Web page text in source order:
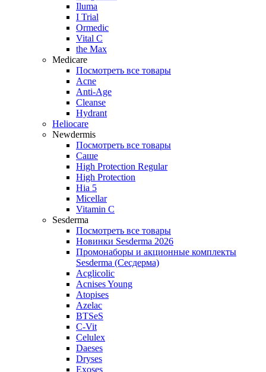
Iluma
I Trial
Ormedic
Vital C
the Max
Medicare
Посмотреть все товары
Acne
Anti‑Age
Cleanse
Hydrant
Heliocare
Newdermis
Посмотреть все товары
Саше
High Protection Regular
High Protection
Hia 5
Micellar
Vitamin C
Sesderma
Посмотреть все товары
Новинки Sesderma 2026
Промонаборы и акционные комплекты
Sesderma (Сесдерма)
Acglicolic
Acnises Young
Atopises
Azelac
BTSeS
C‑Vit
Celulex
Daeses
Dryses
Exoses